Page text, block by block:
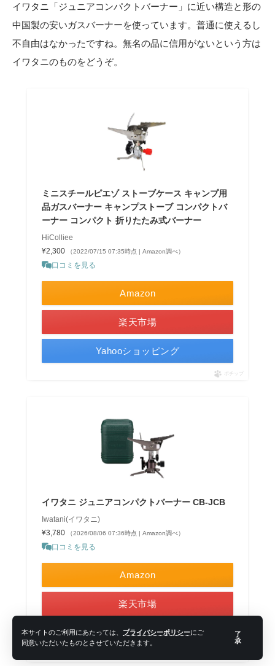
本サイトのご利用にあたっては、 プライバシーポリシーにご
同意いただいたものとさせていただきます。
了
承
イワタニ「ジュニアコンパクトバーナー」に近い構造と形の
中国製の安いガスバーナーを使っています。普通に使えるし
不自由はなかったですね。無名の品に信用がないという方は
イワタニのものをどうぞ。
ミニスチールピエゾ ストーブケース キャンプ用
品ガスバーナー キャンプストーブ コンパクトバ
ーナー コンパクト 折りたたみ式バーナー
HiColliee
¥2,300
（2022/07/15 07:35時点 | Amazon調べ）
口コミを見る
Amazon
楽天市場
Yahooショッピング
ポチップ
イワタニ ジュニアコンパクトバーナー CB-JCB
Iwatani(イワタニ)
¥3,780
（2026/08/06 07:36時点 | Amazon調べ）
口コミを見る
Amazon
楽天市場
Yahooショッピング